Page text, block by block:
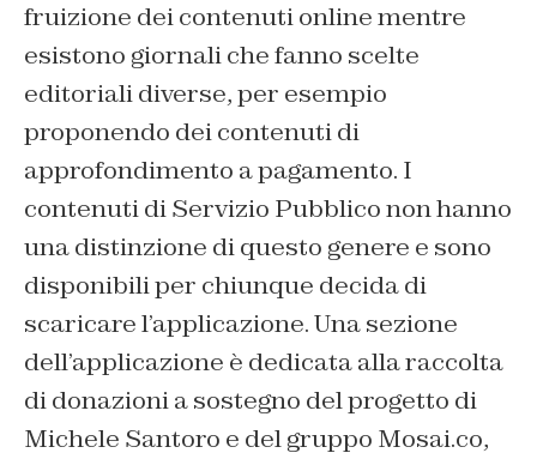
fruizione dei contenuti online mentre
esistono giornali che fanno scelte
editoriali diverse, per esempio
proponendo dei contenuti di
approfondimento a pagamento. I
contenuti di Servizio Pubblico non hanno
una distinzione di questo genere e sono
disponibili per chiunque decida di
scaricare l’applicazione. Una sezione
dell’applicazione è dedicata alla raccolta
di donazioni a sostegno del progetto di
Michele Santoro e del gruppo Mosai.co,